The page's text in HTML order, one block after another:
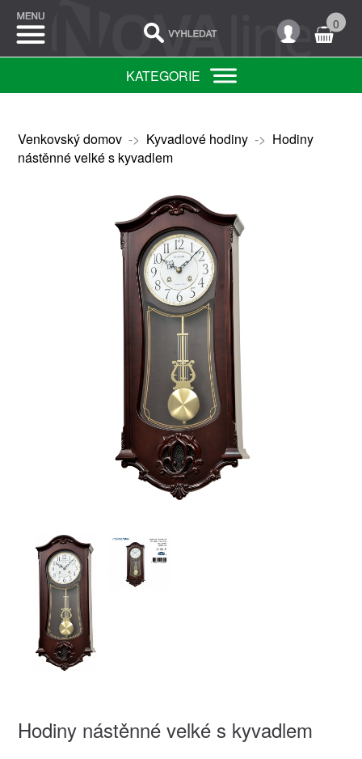
0
KATEGORIE
Venkovský domov-> Kyvadlové hodiny-> Hodiny
nástěnné velké s kyvadlem
Hodiny nástěnné velké s kyvadlem